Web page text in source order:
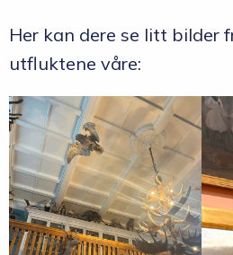
Her kan dere se litt bilder
utfluktene våre: